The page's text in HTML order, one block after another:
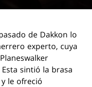
de Dakkon lo
experto, cuya
sintió la brasa
le ofreció